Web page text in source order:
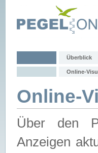
Überblick
Online-
Online-
Über den
Anzeigen